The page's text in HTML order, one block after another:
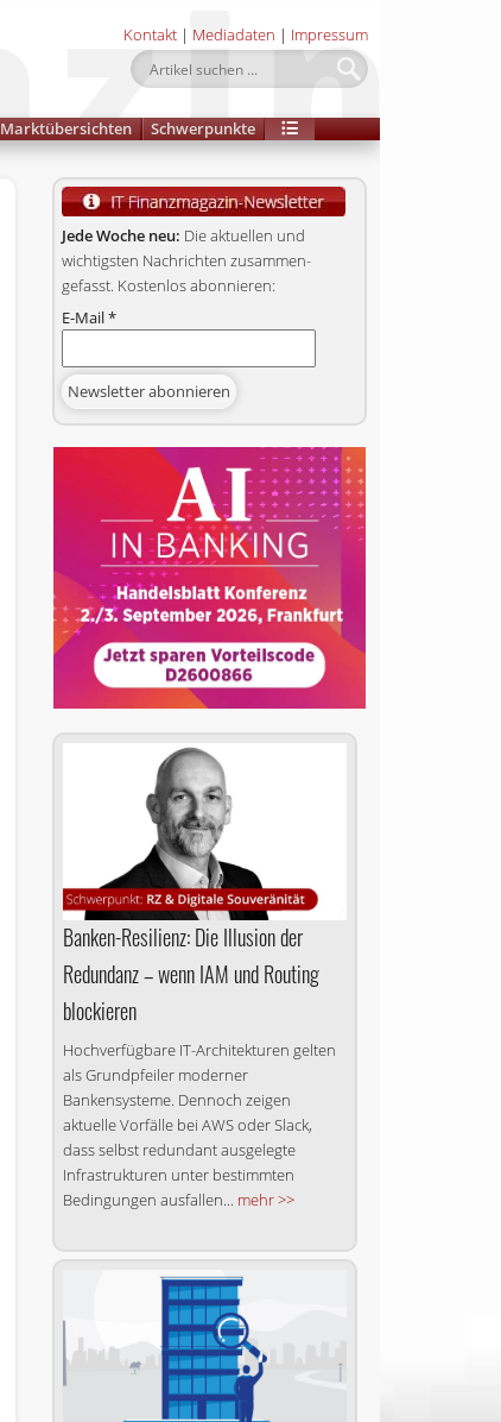
Kontakt | Mediadaten | Impressum
Marktübersichten Schwerpunkte
Jede Woche neu: Die aktuellen und
wichtigsten Nachrichten zusammen­
gefasst. Kostenlos abonnieren:
E-Mail*
Banken-Resilienz: Die Illusion der
Redundanz – wenn IAM und Routing
blockieren
Hochverfügbare IT-Architekturen gelten
als Grundpfeiler moderner
Bankensysteme. Dennoch zeigen
aktuelle Vorfälle bei AWS oder Slack,
dass selbst redundant ausgelegte
Infrastrukturen unter bestimmten
Bedingungen ausfallen... mehr >>